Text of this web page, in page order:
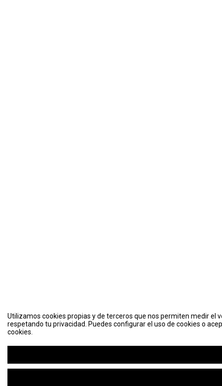
Utilizamos cookies propias y de terceros que nos permiten medir el
respetando tu privacidad. Puedes configurar el uso de cookies o
cookies.